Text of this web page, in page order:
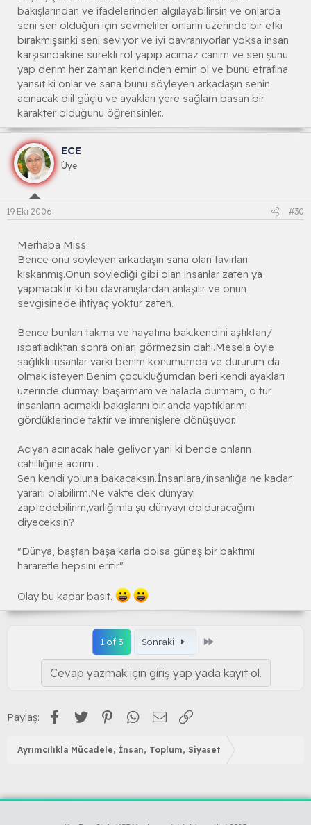
bakışlarından ve ifadelerinden algılayabilirsin ve onlarda
seni sen olduğun için sevmeliler onların üzerinde bir etki
bırakmışsınki seni seviyor ve iyi davranıyorlar yoksa insan
karşısındakine sürekli rol yapıp acımaz canım ve sen şunu
yap derim her zaman kendinden emin ol ve bunu etrafına
yansıt ki onlar ve sana bunu söyleyen arkadaşın senin
acınacak diil güçlü ve ayakları yere sağlam basan bir
karakter olduğunu öğrensinler..
ECE
Üye
19 Eki 2006 #30
Merhaba Miss.
Bence onu söyleyen arkadaşın sana olan tavırları
kıskanmış.Onun söylediği gibi olan insanlar zaten ya
yapmacıktır ki bu davranışlardan anlaşılır ve onun
sevgisinede ihtiyaç yoktur zaten.
Bence bunları takma ve hayatına bak.kendini aştıktan/
ıspatladıktan sonra onları görmezsin dahi.Mesela öyle
sağlıklı insanlar varki benim konumumda ve dururum da
olmak isteyen.Benim çocukluğumdan beri kendi ayakları
üzerinde durmayı başarmam ve halada durmam, o tür
insanların acımaklı bakışlarını bir anda yaptıklarımı
gördüklerinde taktir ve imrenişlere dönüşüyor.
Acıyan acınacak hale geliyor yani ki bende onların
cahilliğine acırım .
Sen kendi yoluna bakacaksın.İnsanlara/insanlığa ne kadar
yararlı olabilirm.Ne vakte dek dünyayı
zaptedebilirim,varlığımla şu dünyayı dolduracağım
diyeceksin?
"Dünya, baştan başa karla dolsa güneş bir baktımı
hararetle hepsini eritir"
Olay bu kadar basit.
1 of 3 Sonraki
Cevap yazmak için giriş yap yada kayıt ol.
Paylaş: Facebook
Twitter PinterestWhatsApp
E-posta
Ayrımcılıkla Mücadele, İnsan, Toplum, Siyaset